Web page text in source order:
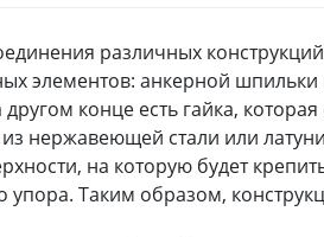
различных
элементов: анкерной шпильки
конце есть гайка, которая
нержавеющей стали или
на которую будет
упора. Таким образом,